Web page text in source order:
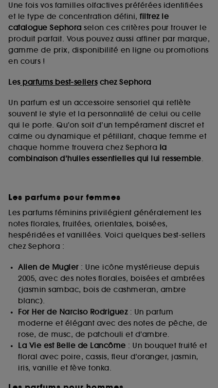
Une fois vos familles olfactives préférées identifiées
et le type de concentration défini, filtrez le
catalogue Sephora selon ces critères pour trouver le
produit parfait. Vous pouvez aussi affiner par marque,
gamme de prix, disponibilité en ligne ou promotions
en cours !
Lesparfums best-sellerschez Sephora
Un parfum est un accessoire sensoriel qui reflète
souvent le style et la personnalité de celui ou celle
qui le porte. Qu’on soit d’un tempérament discret et
calme ou dynamique et pétillant, chaque femme et
chaque homme trouvera chez Sephora la
combinaison d’huiles essentielles qui lui ressemble.
Les parfums pour femmes
Les parfums féminins privilégient généralement les
notes florales, fruitées, orientales, boisées,
hespéridées et vanillées. Voici quelques best-sellers
chez Sephora :
Alien de Mugler: Une icône mystérieuse depuis
2005, avec des notes florales, boisées et ambrées
(jasmin sambac, bois de cashmeran, ambre
blanc).
For Her de Narciso Rodriguez: Un parfum
moderne et élégant avec des notes de pêche, de
rose, de musc, de patchouli et d’ambre.
La Vie est Belle de Lancôme : Un bouquet fruité et
floral avec poire, cassis, fleur d’oranger, jasmin,
iris, vanille et fève tonka.